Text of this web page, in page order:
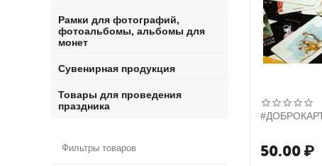
50.00 ₽
Рамки для фотографий,
фотоальбомы, альбомы для
монет
Сувенирная продукция
Товары для проведения
праздника
Фильтры товаров